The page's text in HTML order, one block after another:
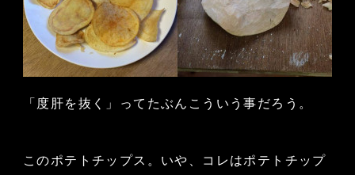
「度肝を抜く」ってたぶんこういう事だろう。
このポテトチップス。いや、コレはポテトチップ